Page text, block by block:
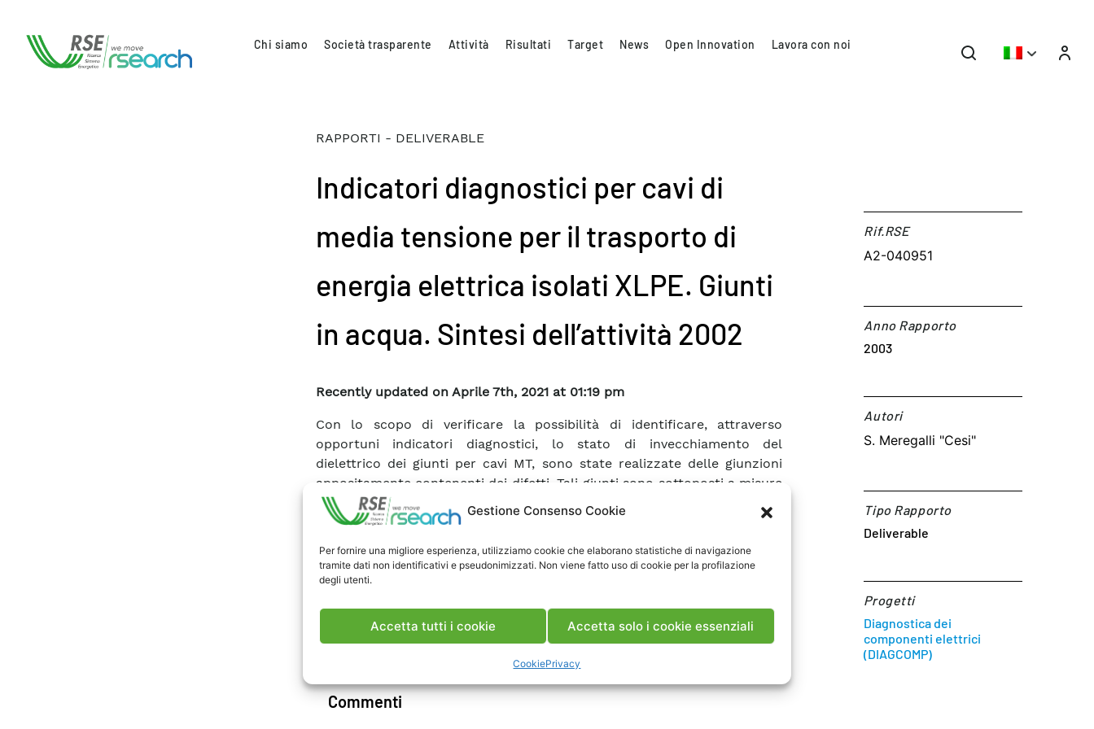
Gestione Consenso Cookie
Per fornire una migliore esperienza, utilizziamo cookie che elaborano statistiche di navigazione
tramite dati non identificativi e pseudonimizzati. Non viene fatto uso di cookie per la profilazione
degli utenti.
Accetta tutti i cookie Accetta solo i cookie essenziali
CookiePrivacy
Chi siamo Società trasparente Attività Risultati Target News Open Innovation Lavora con noi
RAPPORTI - DELIVERABLE
Indicatori diagnostici per cavi di
media tensione per il trasporto di
energia elettrica isolati XLPE. Giunti
in acqua. Sintesi dell’attività 2002
Recently updated on Aprile 7th, 2021 at 01:19 pm
Con lo scopo di verificare la possibilità di identificare, attraverso
opportuni indicatori diagnostici, lo stato di invecchiamento del
dielettrico dei giunti per cavi MT, sono state realizzate delle giunzioni
appositamente contenenti dei difetti. Tali giunti sono sottoposti a misure
diagnostiche a scadenze prefissate.
Scarica Rapporto
Rif.RSE​
A2-040951
Anno Rapporto
2003
Autori​
S. Meregalli "Cesi"
Tipo Rapporto
Deliverable
Progetti
Diagnostica dei
componenti elettrici
(DIAGCOMP)
Commenti